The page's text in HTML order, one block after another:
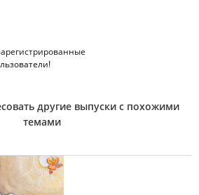
другие выпуски с похожими
темами